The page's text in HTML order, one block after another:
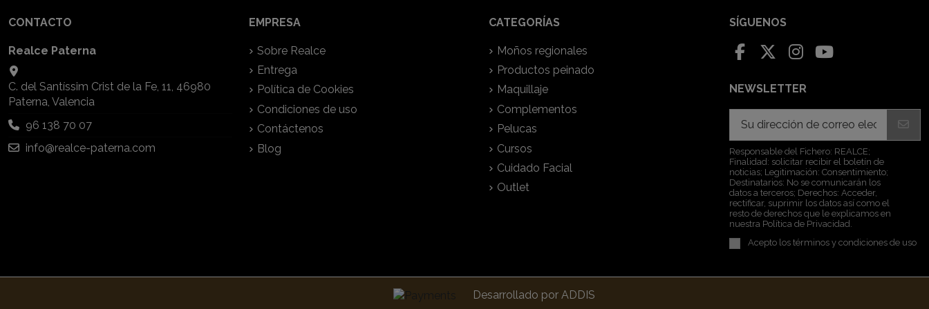
CONTACTO
Realce Paterna
C. del Santíssim Crist de la Fe, 11, 46980
Paterna, Valencia
96 138 70 07
info@realce-paterna.com
EMPRESA
Sobre Realce
Entrega
Política de Cookies
Condiciones de uso
Contáctenos
Blog
CATEGORÍAS
Moños regionales
Productos peinado
Maquillaje
Complementos
Pelucas
Cursos
Cuidado Facial
Outlet
SÍGUENOS
NEWSLETTER
Responsable del Fichero: REALCE;
Finalidad: solicitar recibir el boletín de
noticias; Legitimación: Consentimiento;
Destinatarios: No se comunicarán los
datos a terceros; Derechos: Acceder,
rectificar, suprimir los datos así como el
resto de derechos que le explicamos en
nuestra Política de Privacidad.
Acepto lostérminos y condiciones de uso
Desarrollado por ADDIS